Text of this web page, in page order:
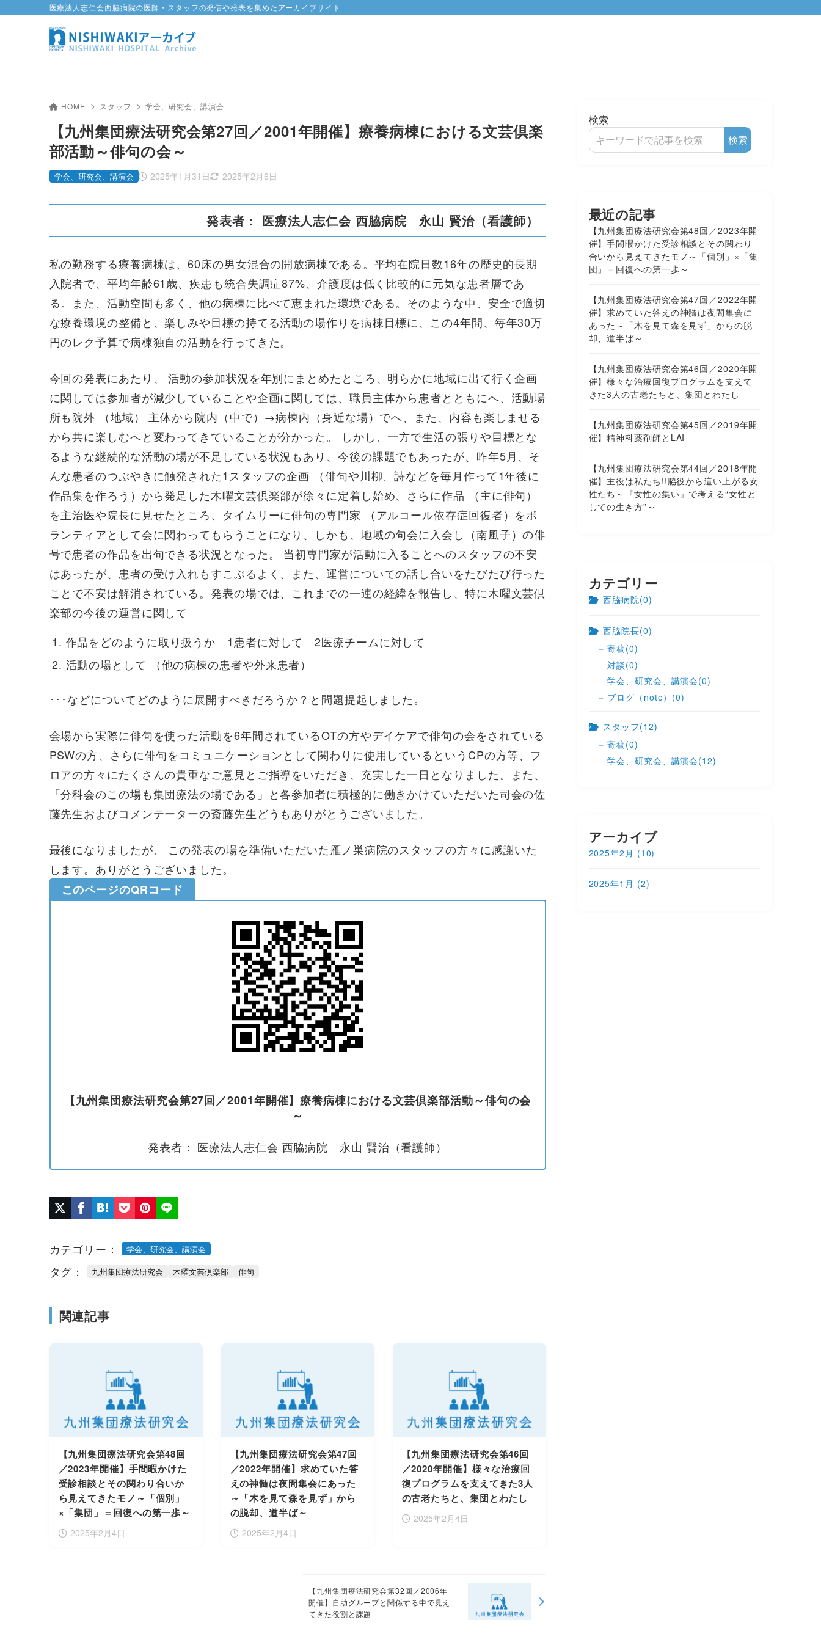
医療法人志仁会西脇病院の医師・スタッフの発信や発表を集めたアーカイブサイト
HOME スタッフ 学会、研究会、講演会
【九州集団療法研究会第27回／2001年開催】療養病棟における文芸倶楽
部活動～俳句の会～
2025年1月31日 2025年2月6日
学会、研究会、講演会
発表者： 医療法人志仁会 西脇病院 永山 賢治（看護師）
私の勤務する療養病棟は、60床の男女混合の開放病棟である。平均在院日数16年の歴史的長期
入院者で、平均年齢61歳、疾患も統合失調症87%、介護度は低く比較的に元気な患者層であ
る。また、活動空間も多く、他の病棟に比べて恵まれた環境である。そのような中、安全で適切
な療養環境の整備と、楽しみや目標の持てる活動の場作りを病棟目標に、この4年間、毎年30万
円のレク予算で病棟独自の活動を行ってきた。
今回の発表にあたり、 活動の参加状況を年別にまとめたところ、明らかに地域に出て行く企画
に関しては参加者が減少していることや企画に関しては、職員主体から患者とともにへ、活動場
所も院外 （地域） 主体から院内（中で）→病棟内（身近な場）でへ、また、内容も楽しませる
から共に楽しむへと変わってきていることが分かった。 しかし、一方で生活の張りや目標とな
るような継続的な活動の場が不足している状況もあり、今後の課題でもあったが、昨年5月、そ
んな患者のつぶやきに触発された1スタッフの企画 （俳句や川柳、詩などを毎月作って1年後に
作品集を作ろう）から発足した木曜文芸倶楽部が徐々に定着し始め、さらに作品 （主に俳句）
を主治医や院長に見せたところ、タイムリーに俳句の専門家 （アルコール依存症回復者）をボ
ランティアとして会に関わってもらうことになり、しかも、地域の句会に入会し（南風子）の俳
号で患者の作品を出句できる状況となった。 当初専門家が活動に入ることへのスタッフの不安
はあったが、患者の受け入れもすこぶるよく、また、運営についての話し合いをたびたび行った
ことで不安は解消されている。発表の場では、これまでの一連の経緯を報告し、特に木曜文芸倶
楽部の今後の運営に関して
作品をどのように取り扱うか 1患者に対して 2医療チームに対して
活動の場として （他の病棟の患者や外来患者）
･･･などについてどのように展開すべきだろうか？と問題提起しました。
会場から実際に俳句を使った活動を6年間されているOTの方やデイケアで俳句の会をされている
PSWの方、さらに俳句をコミュニケーションとして関わりに使用しているというCPの方等、フ
ロアの方々にたくさんの貴重なご意見とご指導をいただき、充実した一日となりました。また、
「分科会のこの場も集団療法の場である」と各参加者に積極的に働きかけていただいた司会の佐
藤先生およびコメンテーターの斎藤先生どうもありがとうございました。
最後になりましたが、 この発表の場を準備いただいた雁ノ巣病院のスタッフの方々に感謝いた
します。ありがとうございました。
このページのQRコード
【九州集団療法研究会第27回／2001年開催】療養病棟における文芸倶楽部活動～俳句の会
～
発表者： 医療法人志仁会 西脇病院 永山 賢治（看護師）
カテゴリー： 学会、研究会、講演会
タグ： 九州集団療法研究会 木曜文芸倶楽部 俳句
関連記事
【九州集団療法研究会第48回
／2023年開催】手間暇かけた
受診相談とその関わり合いか
ら見えてきたモノ～「個別」
×「集団」＝回復への第一歩～
2025年2月4日
【九州集団療法研究会第47回
／2022年開催】求めていた答
えの神髄は夜間集会にあった
～「木を見て森を見ず」から
の脱却、道半ば～
2025年2月4日
【九州集団療法研究会第46回
／2020年開催】様々な治療回
復プログラムを支えてきた3人
の古老たちと、集団とわたし
2025年2月4日
【九州集団療法研究会第32回／2006年
開催】自助グループと関係する中で見え
てきた役割と課題
検索
検索
最近の記事
【九州集団療法研究会第48回／2023年開
催】手間暇かけた受診相談とその関わり
合いから見えてきたモノ～「個別」×「集
団」＝回復への第一歩～
【九州集団療法研究会第47回／2022年開
催】求めていた答えの神髄は夜間集会に
あった～「木を見て森を見ず」からの脱
却、道半ば～
【九州集団療法研究会第46回／2020年開
催】様々な治療回復プログラムを支えて
きた3人の古老たちと、集団とわたし
【九州集団療法研究会第45回／2019年開
催】精神科薬剤師とLAI
【九州集団療法研究会第44回／2018年開
催】主役は私たち!!脇役から這い上がる女
性たち～『女性の集い』で考える“女性と
しての生き方”～
カテゴリー
西脇病院(0)
西脇院長(0)
寄稿(0)
対談(0)
学会、研究会、講演会(0)
ブログ（note） (0)
スタッフ(12)
寄稿(0)
学会、研究会、講演会(12)
アーカイブ
2025年2月 (10)
2025年1月 (2)